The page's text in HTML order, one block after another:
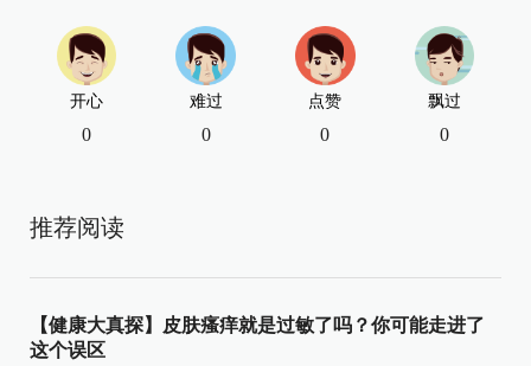
开心
0
难过
0
点赞
0
飘过
0
推荐阅读
【健康大真探】皮肤瘙痒就是过敏了吗？你可能走进了
这个误区